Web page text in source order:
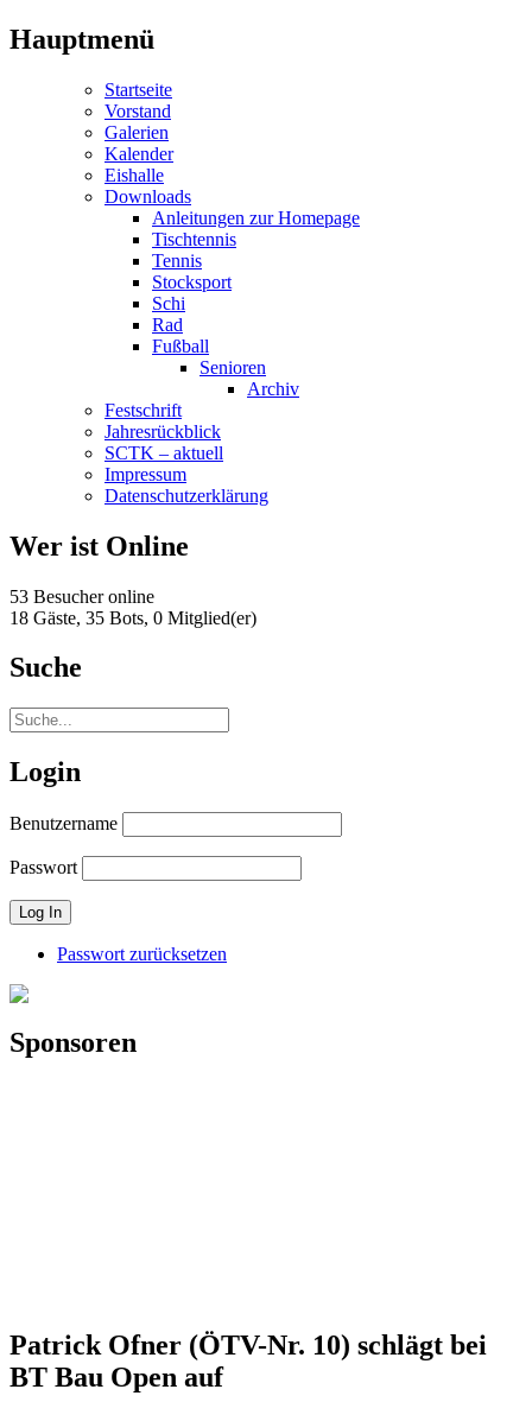
Hauptmenü
Startseite
Vorstand
Galerien
Kalender
Eishalle
Downloads
Anleitungen zur Homepage
Tischtennis
Tennis
Stocksport
Schi
Rad
Fußball
Senioren
Archiv
Festschrift
Jahresrückblick
SCTK – aktuell
Impressum
Datenschutzerklärung
Wer ist Online
53 Besucher online
18 Gäste, 35 Bots, 0 Mitglied(er)
Suche
Login
Benutzername
Passwort
Passwort zurücksetzen
Sponsoren
Patrick Ofner (ÖTV-Nr. 10) schlägt bei
BT Bau Open auf